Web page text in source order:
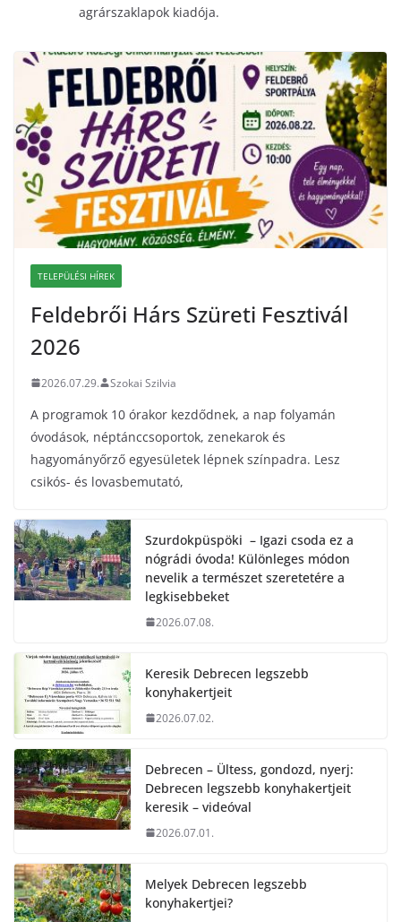
agrárszaklapok kiadója.
TELEPÜLÉSI HÍREK
Feldebrői Hárs Szüreti Fesztivál
2026
2026.07.29. Szokai Szilvia
A programok 10 órakor kezdődnek, a nap folyamán
óvodások, néptánccsoportok, zenekarok és
hagyományőrző egyesületek lépnek színpadra. Lesz
csikós- és lovasbemutató,
Szurdokpüspöki – Igazi csoda ez a
nógrádi óvoda! Különleges módon
nevelik a természet szeretetére a
legkisebbeket
2026.07.08.
Keresik Debrecen legszebb
konyhakertjeit
2026.07.02.
Debrecen – Ültess, gondozd, nyerj:
Debrecen legszebb konyhakertjeit
keresik – videóval
2026.07.01.
Melyek Debrecen legszebb
konyhakertjei?